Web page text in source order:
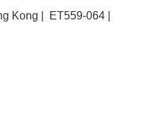
Kong |  ET559-064 |